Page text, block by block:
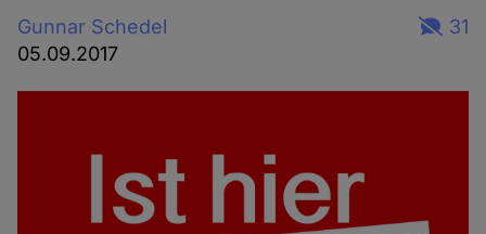
Gunnar Schedel
05.09.2017
31